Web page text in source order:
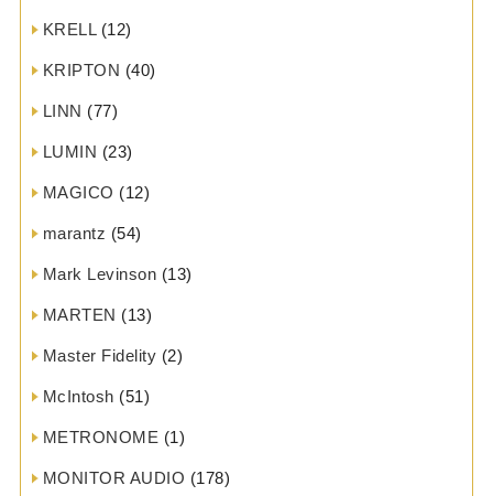
KRELL(12)
KRIPTON (40)
LINN (77)
LUMIN (23)
MAGICO (12)
marantz (54)
Mark Levinson (13)
MARTEN (13)
Master Fidelity (2)
McIntosh (51)
METRONOME (1)
MONITOR AUDIO (178)